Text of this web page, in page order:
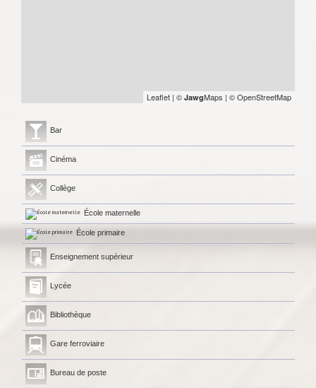
Leaflet | © JawgMaps | © OpenStreetMap
Bar
Cinéma
Collège
École maternelle
École primaire
Enseignement supérieur
Lycée
Bibliothèque
Gare ferroviaire
Bureau de poste